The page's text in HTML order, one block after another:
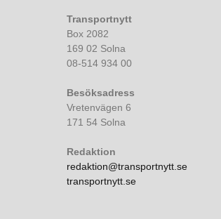
Transportnytt
Box 2082
169 02 Solna
08-514 934 00
Besöksadress
Vretenvägen 6
171 54 Solna
Redaktion
redaktion@transportnytt.se
transportnytt.se